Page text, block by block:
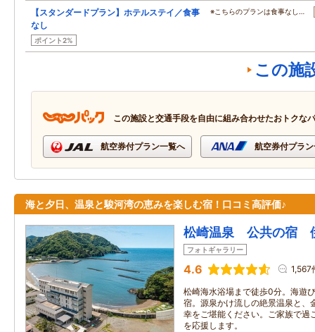
【スタンダードプラン】ホテルステイ／食事
なし
ポイント2%
※こちらのプランは食事なし…
この施
この施設と交通手段を自由に組み合わせたおトクな
航空券付プラン一覧へ 航空券付プラ
海と夕日、温泉と駿河湾の恵みを楽しむ宿！口コミ高評価♪
松崎温泉 公共の宿
フォトギャラリー
4.6 1,567
松崎海水浴場まで徒歩0分。海遊
宿。源泉かけ流しの絶景温泉と、
幸をご堪能ください。ご家族で過
を応援します。